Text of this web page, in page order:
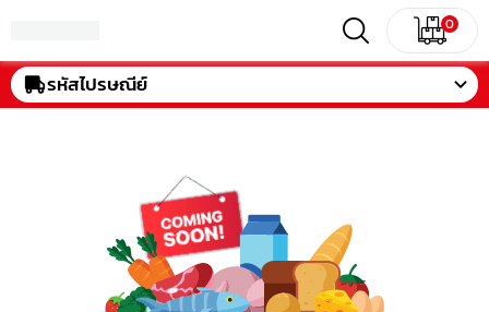
0
รหัสไปรษณีย์